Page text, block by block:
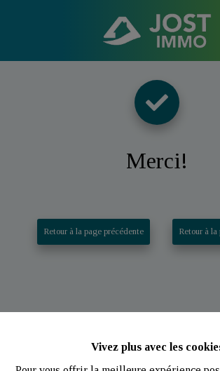
Vivez plus avec les
Merci!
Retour à la page précédente Retour à